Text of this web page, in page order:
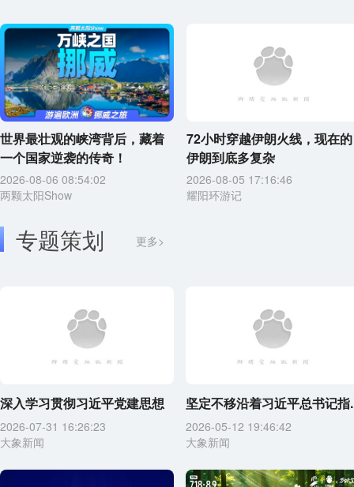
世界最壮观的峡湾背后，藏着
一个国家逆袭的传奇！
2026-08-06 08:54:02
两颗太阳Show
72小时穿越伊朗火线，现在的
伊朗到底多复杂
2026-08-05 17:16:46
耀阳环游记
专题策划 更多>
深入学习贯彻习近平党建思想
2026-07-31 16:26:23
大象新闻
坚定不移沿着习近平总书记指
2026-05-12 19:46:42
大象新闻